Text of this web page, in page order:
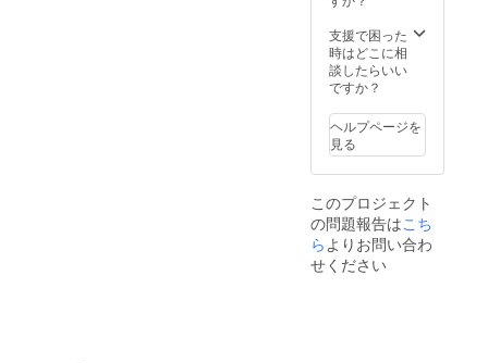
ジット
の項目
に、ス
ペシャ
クスと
してお
名前の
掲載
名であ
る必要
はあり
ませ
ん）。
はこち
らから
メール
を送信
０日以
内とな
ります
のでお
DLをお
願いい
たしま
す。 ・
ゲーム
支援で困った
時はどこに相
談したらいい
ですか？
ヘルプページを
見る
このプロジェクト
の問題報告はこち
ら よりお問い合わ
せください